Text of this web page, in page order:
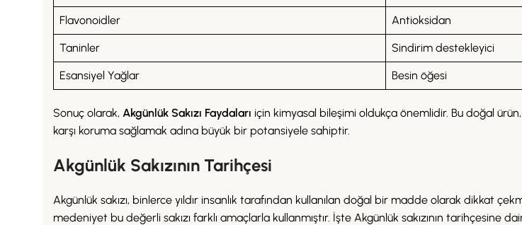
Flavonoidler Antioksidan
Taninler Sindirim destekleyici
Esansiyel Yağlar Besin öğesi
Sonuç olarak, Akgünlük Sakızı Faydaları için kimyasal bileşimi oldukça önemlidir. Bu doğal
karşı koruma sağlamak adına büyük bir potansiyele sahiptir.
Akgünlük Sakızının Tarihçesi
Akgünlük sakızı, binlerce yıldır insanlık tarafından kullanılan doğal bir madde olarak dikkat
medeniyet bu değerli sakızı farklı amaçlarla kullanmıştır. İşte Akgünlük sakızının tarihçesine